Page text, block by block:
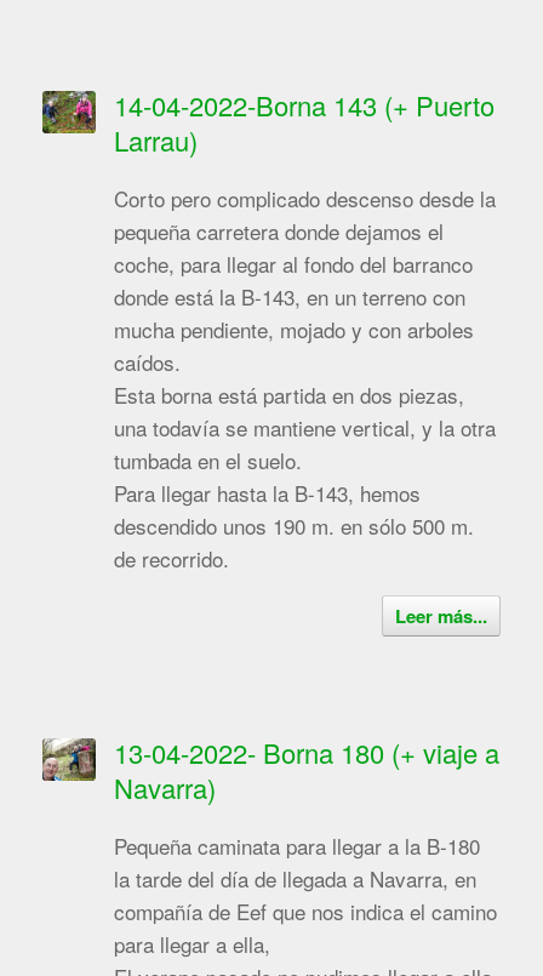
14-04-2022-Borna 143 (+ Puerto
Larrau)
Corto pero complicado descenso desde la
pequeña carretera donde dejamos el
coche, para llegar al fondo del barranco
donde está la B-143, en un terreno con
mucha pendiente, mojado y con arboles
caídos.
Esta borna está partida en dos piezas,
una todavía se mantiene vertical, y la otra
tumbada en el suelo.
Para llegar hasta la B-143, hemos
descendido unos 190 m. en sólo 500 m.
de recorrido.
Leer más...
13-04-2022- Borna 180 (+ viaje a
Navarra)
Pequeña caminata para llegar a la B-180
la tarde del día de llegada a Navarra, en
compañía de Eef que nos indica el camino
para llegar a ella,